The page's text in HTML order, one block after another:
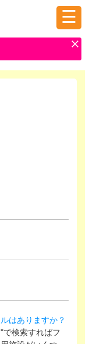
☰
はありますか？
検索すればフ